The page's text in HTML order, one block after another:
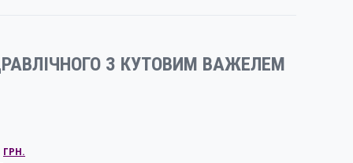
З КУТОВИМ ВАЖЕЛЕМ
ГРН.ПОТОЧНА